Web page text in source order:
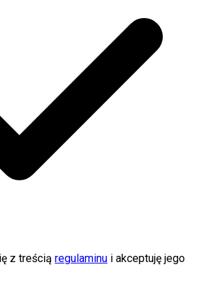
z treścią regulaminu i akceptuję jego